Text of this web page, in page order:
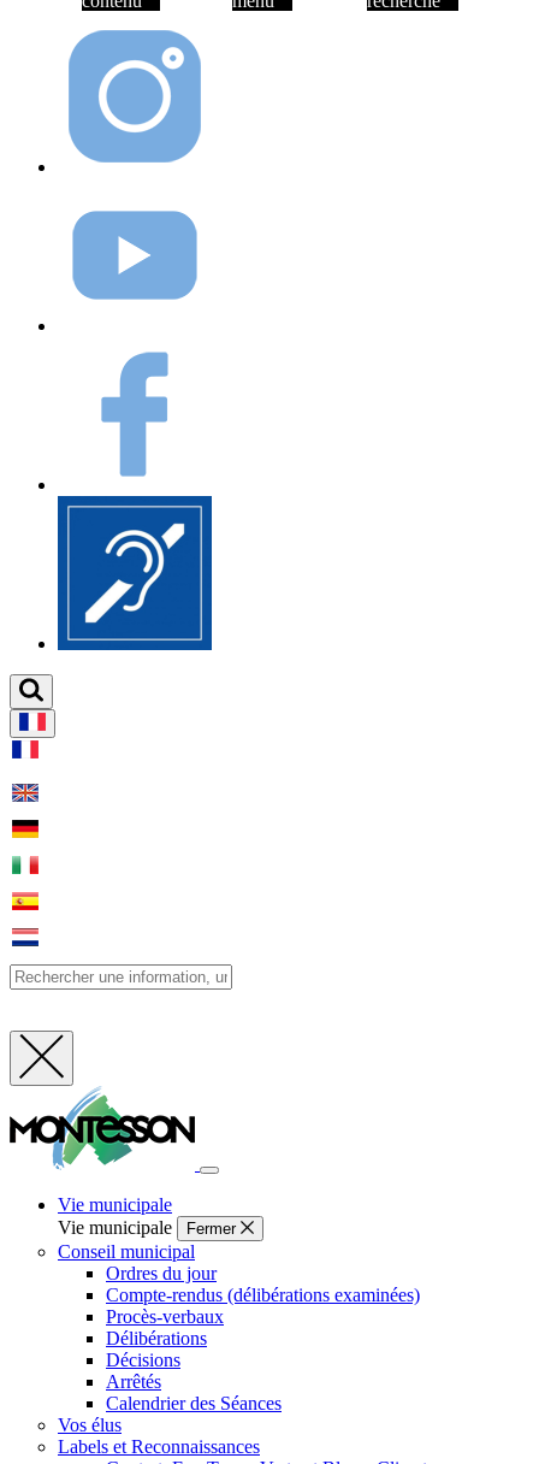
Fermer
recherche
Vie municipale
Vie municipale
Fermer
Conseil municipal
Ordres du jour
Compte-rendus (délibérations examinées)
Procès-verbaux
Délibérations
Décisions
Arrêtés
Calendrier des Séances
Vos élus
Labels et Reconnaissances